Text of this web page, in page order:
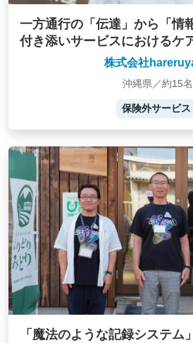
一方通行の「伝達」から「情
付き添いサービスにおけるケ
株式会社
沖縄県／約15名
保険外サービス
「魔法のような記録システム